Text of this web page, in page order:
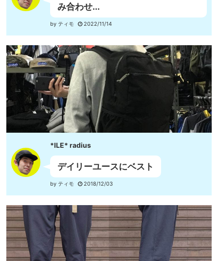
み合わせ...
by ティモ 2022/11/14
*ILE* radius
デイリーユースにベスト
by ティモ 2018/12/03